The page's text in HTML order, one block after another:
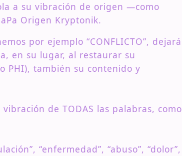
a su vibración de origen —como
Origen Kryptonik.
por ejemplo “CONFLICTO”, dejará
en su lugar, al restaurar su
PHI), también su contenido y
de TODAS las palabras, como
“enfermedad”, “abuso”, “dolor”,